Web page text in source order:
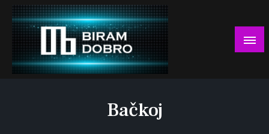
Skip
content
Bačkoj